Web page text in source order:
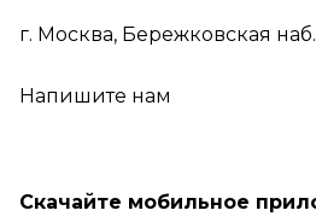
г. Москва, Бережковская
Напишите нам
Скачайте мобильное